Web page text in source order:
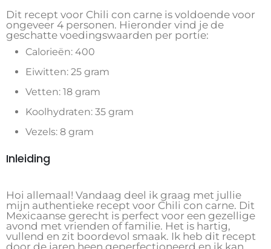
Dit recept voor Chili con carne is voldoende voor
ongeveer 4 personen. Hieronder vind je de
geschatte voedingswaarden per portie:
Calorieën: 400
Eiwitten: 25 gram
Vetten: 18 gram
Koolhydraten: 35 gram
Vezels: 8 gram
Inleiding
Hoi allemaal! Vandaag deel ik graag met jullie
mijn authentieke recept voor Chili con carne. Dit
Mexicaanse gerecht is perfect voor een gezellige
avond met vrienden of familie. Het is hartig,
vullend en zit boordevol smaak. Ik heb dit recept